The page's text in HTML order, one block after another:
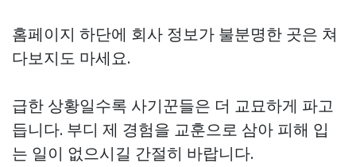
홈페이지 하단에 회사 정보가 불분명한 곳은 쳐
다보지도 마세요.
급한 상황일수록 사기꾼들은 더 교묘하게 파고
듭니다. 부디 제 경험을 교훈으로 삼아 피해 입
는 일이 없으시길 간절히 바랍니다.